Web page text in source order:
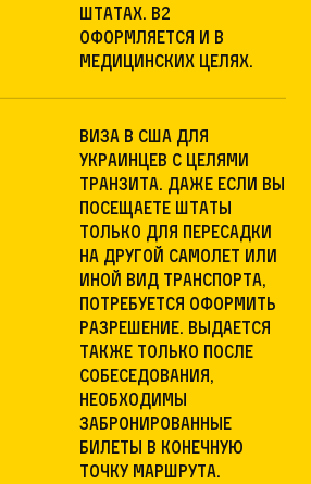
Штатах. В2
оформляется и в
медицинских целях.
виза в США для
украинцев с целями
транзита. Даже если вы
посещаете Штаты
только для пересадки
на другой самолет или
иной вид транспорта,
потребуется оформить
разрешение. Выдается
также только после
собеседования,
необходимы
забронированные
билеты в конечную
точку маршрута.